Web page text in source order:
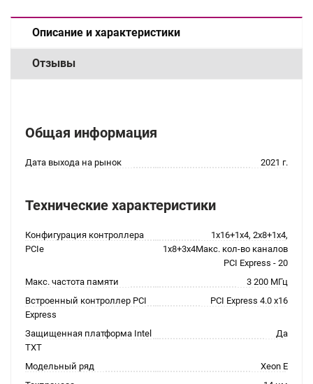
Описание и характеристики
Отзывы
Общая информация
Дата выхода на рынок 2021 г.
Технические характеристики
Конфигурация контроллера
PCIe
1x16+1x4, 2x8+1x4,
1x8+3x4Макс. кол-во каналов
PCI Express - 20
Макс. частота памяти
3 200 МГц
Встроенный контроллер PCI
Express
PCI Express 4.0 x16
Защищенная платформа Intel
TXT
Да
Модельный ряд
Xeon E